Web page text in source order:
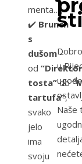
menta…)
✔️ Brunch
s
dušom–
od
tosta”do
tartufa”,
svako
jelo
ima
svoju
u
Naše